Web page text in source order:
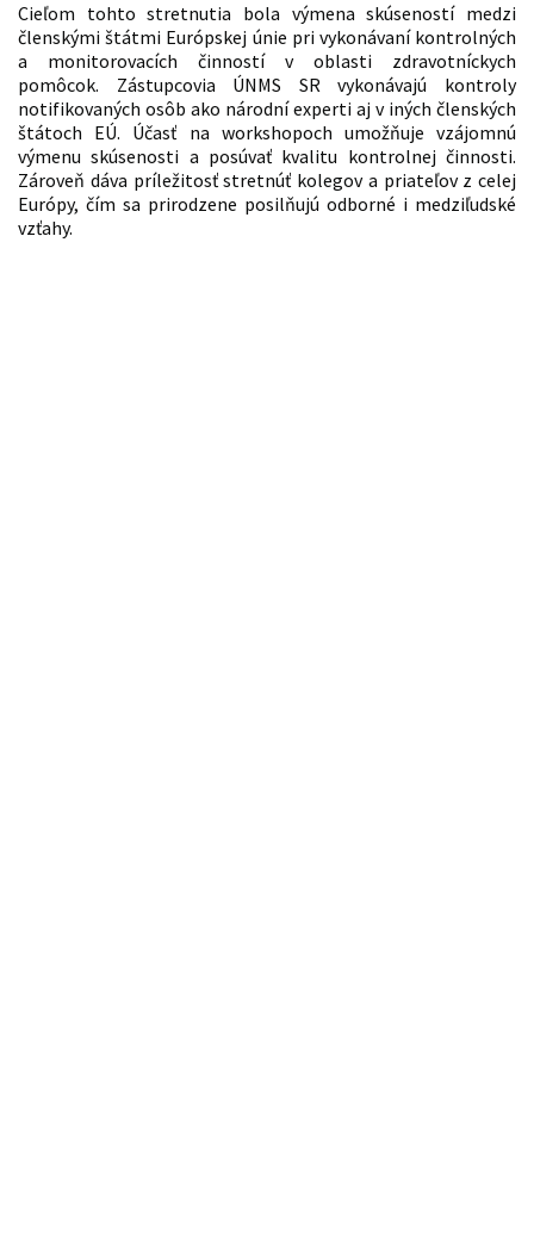
Cieľom tohto stretnutia bola výmena skúseností medzi
členskými štátmi Európskej únie pri vykonávaní kontrolných
a monitorovacích činností v oblasti zdravotníckych
pomôcok. Zástupcovia ÚNMS SR vykonávajú kontroly
notifikovaných osôb ako národní experti aj v iných členských
štátoch EÚ. Účasť na workshopoch umožňuje vzájomnú
výmenu skúsenosti a posúvať kvalitu kontrolnej činnosti.
Zároveň dáva príležitosť stretnúť kolegov a priateľov z celej
Európy, čím sa prirodzene posilňujú odborné i medziľudské
vzťahy.